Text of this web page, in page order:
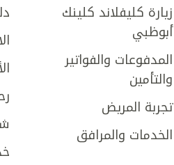
زيارة كليفلاند كلينك
أبوظبي
المدفوعات والفواتير
والتأمين
تجربة المريض
الخدمات والمرافق